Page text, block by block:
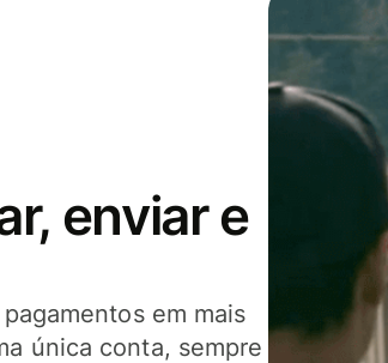
enviar e
em mais
única conta, sempre